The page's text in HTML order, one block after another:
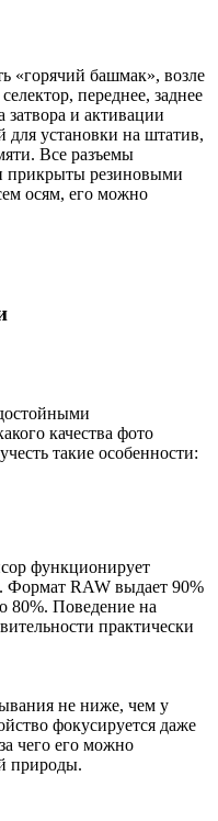
башмак», возле
переднее, заднее
затвора и активации
для установки на штатив,
Все разъемы
прикрыты резиновыми
осям, его можно
качества фото
такие особенности:
функционирует
Формат RAW выдает 90%
80%. Поведение на
практически
не ниже, чем у
фокусируется даже
чего его можно
природы.